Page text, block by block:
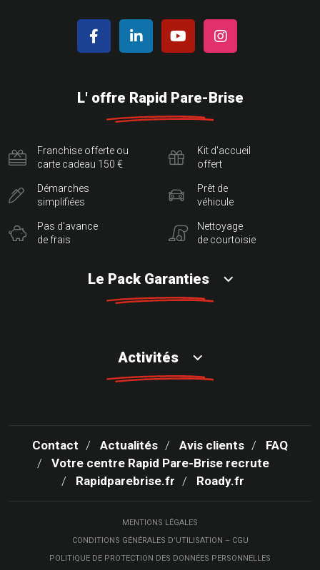
L' offre Rapid Pare-Brise
Franchise offerte ou
carte cadeau 150 €
Démarches
simplifiées
Pas d'avance
de frais
Kit d'accueil
offert
Prêt de
véhicule
Nettoyage
de courtoisie
Le Pack Garanties
Activités
Contact Actualités Avis clients
FAQ
Votre centre Rapid Pare-Brise recrute
Rapidparebrise.fr
Roady.fr
MENTIONS LÉGALES
CONDITIONS GÉNÉRALES D’UTILISATION – CGU
POLITIQUE DE PROTECTION DES DONNÉES PERSONNELLES